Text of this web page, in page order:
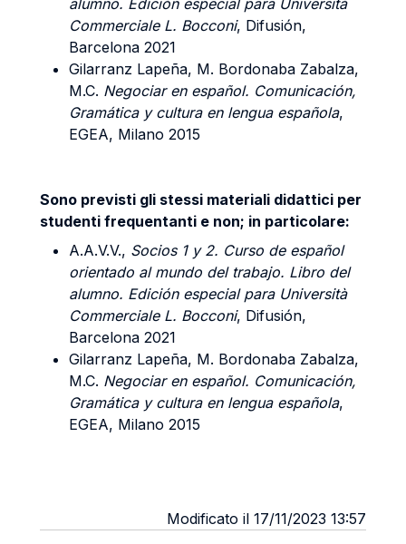
alumno. Edición especial para Università
Commerciale L. Bocconi, Difusión,
Barcelona 2021
Gilarranz Lapeña, M. Bordonaba Zabalza,
M.C. Negociar en español. Comunicación,
Gramática y cultura en lengua española,
EGEA, Milano 2015
Sono previsti gli stessi materiali didattici per
studenti frequentanti e non; in particolare:
A.A.V.V., Socios 1 y 2. Curso de español
orientado al mundo del trabajo. Libro del
alumno. Edición especial para Università
Commerciale L. Bocconi, Difusión,
Barcelona 2021
Gilarranz Lapeña, M. Bordonaba Zabalza,
M.C. Negociar en español. Comunicación,
Gramática y cultura en lengua española,
EGEA, Milano 2015
Modificato il 17/11/2023 13:57